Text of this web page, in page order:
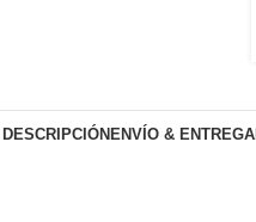
DESCRIPCIÓN ENVÍO & ENTREGA